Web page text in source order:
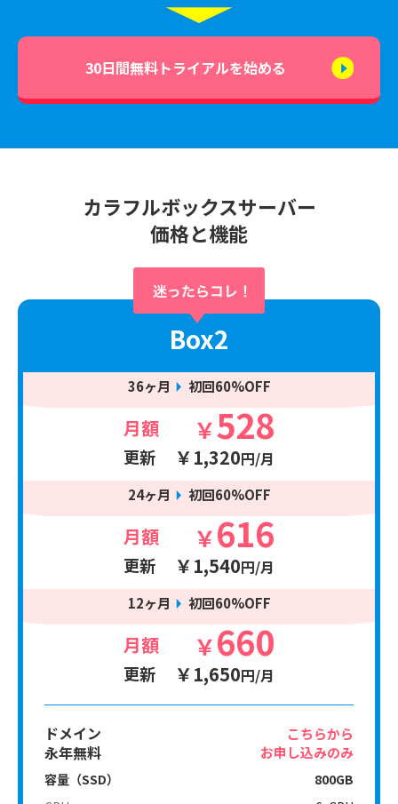
30日間無料トライアルを始める
カラフルボックスサーバー
価格と機能
Box2
36ヶ月 初回60%OFF
月額 ￥528
更新 ￥1,320円/月
24ヶ月 初回60%OFF
月額 ￥616
更新 ￥1,540円/月
12ヶ月 初回60%OFF
月額 ￥660
更新 ￥1,650円/月
ドメイン
永年無料
こちらから
お申し込みのみ
容量（SSD）
800GB